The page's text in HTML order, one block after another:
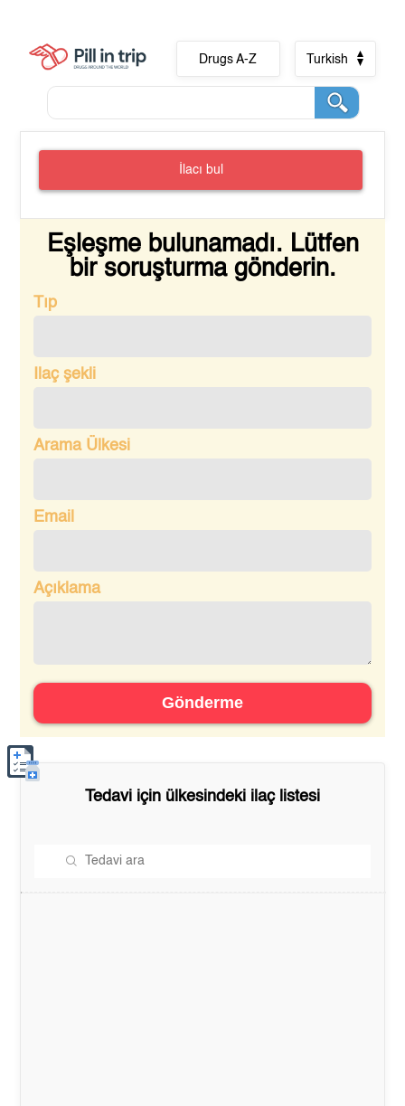
Drugs A-Z Turkish
İlacı bul
Eşleşme bulunamadı. Lütfen
bir soruşturma gönderin.
Tıp
Ilaç şekli
Arama Ülkesi
Email
Açıklama
Gönderme
Tedavi için ülkesindeki ilaç listesi